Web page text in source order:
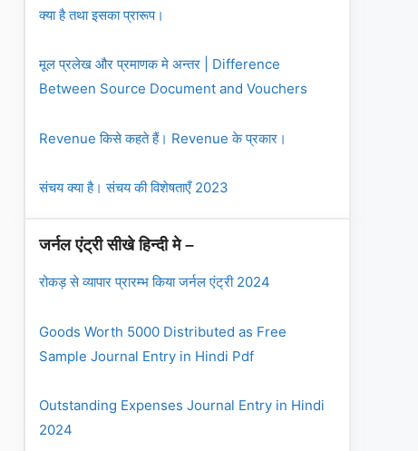
क्या है तथा इसका प्रारूप।
मूल प्रलेख और प्रमाणक मे अन्तर | Difference
Between Source Document and Vouchers
Revenue किसे कहते हैं। Revenue के प्रकार।
संचय क्या है। संचय की विशेषताएँ 2023
जर्नल एंट्री सीखे हिन्दी मे –
रोकड़ से व्यापार प्रारम्भ किया जर्नल एंट्री 2024
Goods Worth 5000 Distributed as Free
Sample Journal Entry in Hindi Pdf
Outstanding Expenses Journal Entry in Hindi
2024